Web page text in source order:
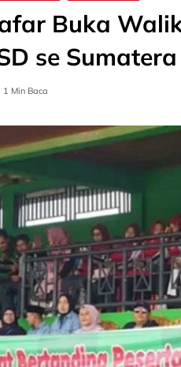
Buka
se
1 Min Baca